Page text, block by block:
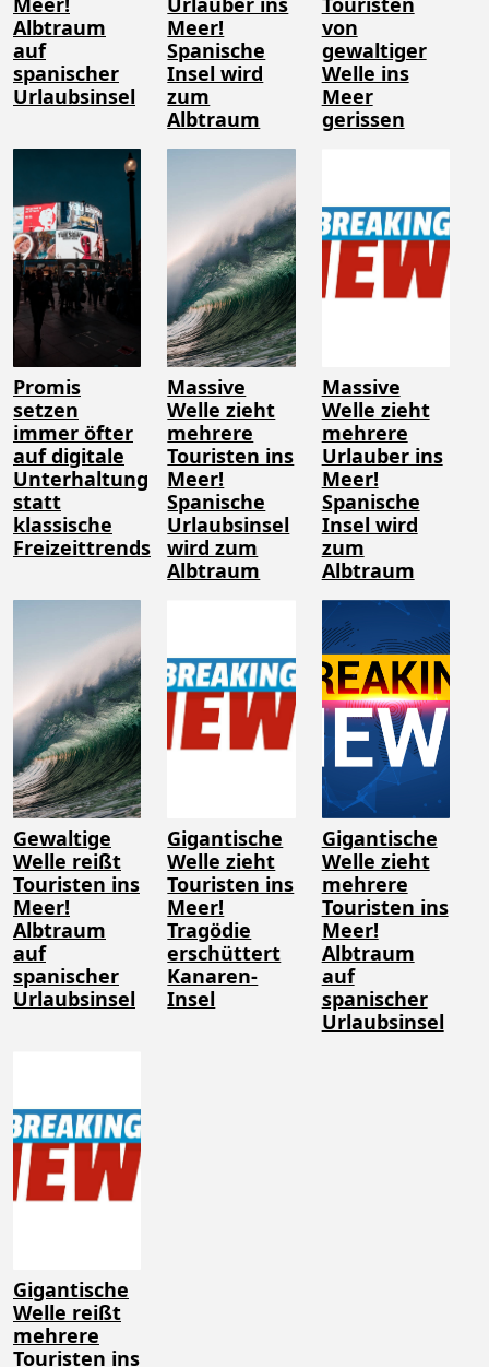
Albtraum
auf
spanischer
Urlaubsinsel
Meer!
Spanische
Insel wird
zum
Albtraum
von
gewaltiger
Welle ins
Meer
gerissen
Promis
setzen
immer öfter
auf digitale
Unterhaltung
statt
klassische
Freizeittrends
Massive
Welle zieht
mehrere
Touristen ins
Meer!
Spanische
Urlaubsinsel
wird zum
Albtraum
Massive
Welle zieht
mehrere
Urlauber ins
Meer!
Spanische
Insel wird
zum
Albtraum
Gewaltige
Welle reißt
Touristen ins
Meer!
Albtraum
auf
spanischer
Urlaubsinsel
Gigantische
Welle zieht
Touristen ins
Meer!
Tragödie
erschüttert
Kanaren-
Insel
Gigantische
Welle zieht
mehrere
Touristen ins
Meer!
Albtraum
auf
spanischer
Urlaubsinsel
Gigantische
Welle reißt
mehrere
Touristen ins